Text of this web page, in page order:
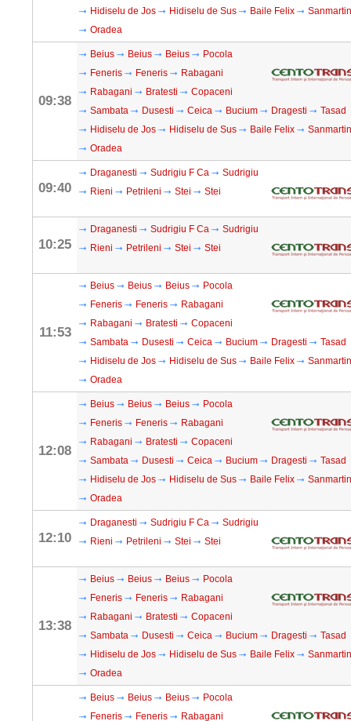
Hidiselu de Jos
Hidiselu de Sus Baile Felix
Sanmartin
Oradea
09:38
Beius Beius Beius
Pocola
Feneris
Feneris
Rabagani
Rabagani
Bratesti
Copaceni
Sambata
Dusesti Ceica Bucium Dragesti
Tasad
Hidiselu de Jos
Hidiselu de Sus Baile Felix
Sanmartin
Oradea
09:40
Draganesti Sudrigiu F Ca
Sudrigiu
Rieni
Petrileni Stei Stei
10:25
Draganesti Sudrigiu F Ca
Sudrigiu
Rieni
Petrileni Stei Stei
11:53
Beius Beius Beius
Pocola
Feneris
Feneris
Rabagani
Rabagani
Bratesti
Copaceni
Sambata
Dusesti Ceica Bucium Dragesti
Tasad
Hidiselu de Jos
Hidiselu de Sus Baile Felix
Sanmartin
Oradea
12:08
Beius Beius Beius
Pocola
Feneris
Feneris
Rabagani
Rabagani
Bratesti
Copaceni
Sambata
Dusesti Ceica Bucium Dragesti
Tasad
Hidiselu de Jos
Hidiselu de Sus Baile Felix
Sanmartin
Oradea
12:10
Draganesti Sudrigiu F Ca
Sudrigiu
Rieni
Petrileni Stei Stei
13:38
Beius Beius Beius
Pocola
Feneris
Feneris
Rabagani
Rabagani
Bratesti
Copaceni
Sambata
Dusesti Ceica Bucium Dragesti
Tasad
Hidiselu de Jos
Hidiselu de Sus Baile Felix
Sanmartin
Oradea
Beius Beius Beius
Pocola
Feneris
Feneris Rabagani